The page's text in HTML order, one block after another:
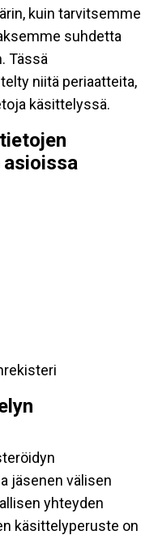
kuin tarvitsemme
suhdetta
Tässä
niitä periaatteita,
käsittelyssä.
jäsenen välisen
yhteyden
käsittelyperuste on